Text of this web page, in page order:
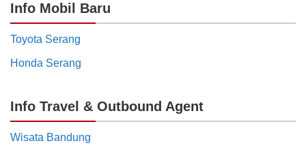
Info Mobil Baru
Toyota Serang
Honda Serang
Info Travel & Outbound Agent
Wisata Bandung